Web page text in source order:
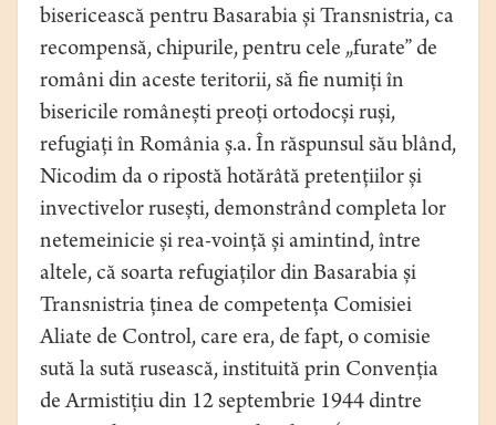
bisericească pentru Basarabia și Transnistria, ca
recompensă, chipurile, pentru cele „furate” de
români din aceste teritorii, să fie numiți în
bisericile românești preoți ortodocși ruși,
refugiați în România ș.a. În răspunsul său blând,
Nicodim da o ripostă hotărâtă pretențiilor și
invectivelor rusești, demonstrând completa lor
netemeinicie și rea-voință și amintind, între
altele, că soarta refugiaților din Basarabia și
Transnistria ținea de competența Comisiei
Aliate de Control, care era, de fapt, o comisie
sută la sută rusească, instituită prin Convenția
de Armistițiu din 12 septembrie 1944 dintre